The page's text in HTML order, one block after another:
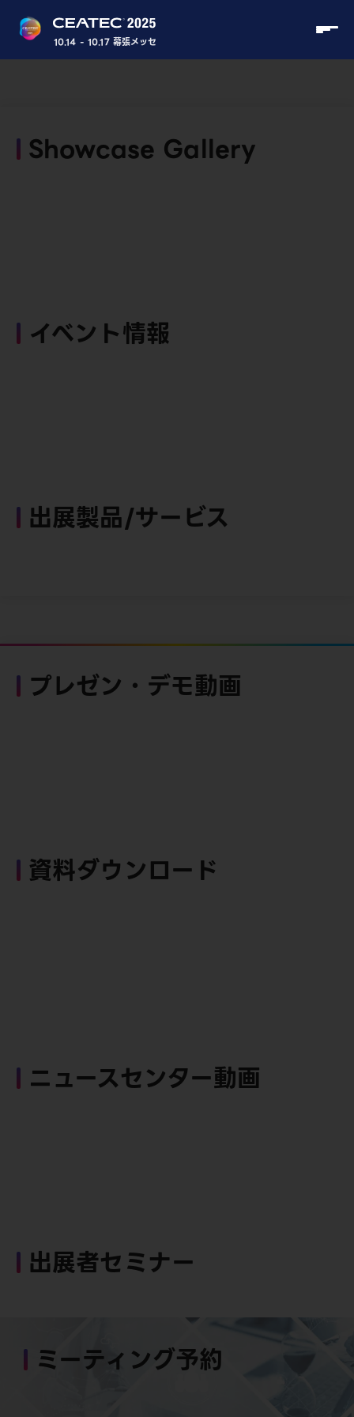
10.14 - 10.17 幕張メッセ
Showcase Gallery
イベント情報
出展製品/サービス
プレゼン・デモ動画
資料ダウンロード
ニュースセンター動画
出展者セミナー
ミーティング予約